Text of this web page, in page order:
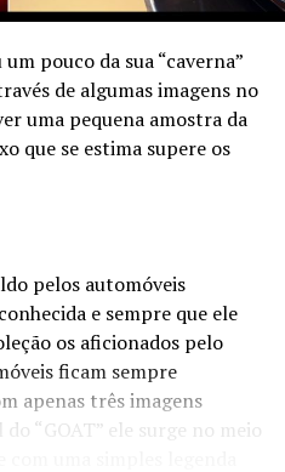
pouco da sua “caverna”
de algumas imagens no
uma pequena amostra da
que se estima supere os
pelos automóveis
e sempre que ele
os aficionados pelo
ficam sempre
apenas três imagens
“GOAT” ele surge no meio